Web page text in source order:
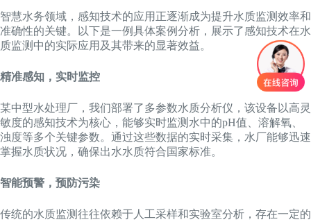
智慧水务领域，感知技术的应用正逐渐成为提升水质监测效率和
准确性的关键。以下是一例具体案例分析，展示了感知技术在水
质监测中的实际应用及其带来的显著效益。
精准感知，实时监控
某中型水处理厂，我们部署了多参数水质分析仪，该设备以高灵
敏度的感知技术为核心，能够实时监测水中的pH值、溶解氧、
浊度等多个关键参数。通过这些数据的实时采集，水厂能够迅速
掌握水质状况，确保出水水质符合国家标准。
智能预警，预防污染
传统的水质监测往往依赖于人工采样和实验室分析，存在一定的